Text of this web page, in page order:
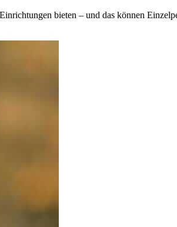
bieten – und das können